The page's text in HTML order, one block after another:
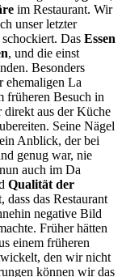
im Restaurant. Wir
unser letzter
Das Essen
, und die einst
Besonders
ehemaligen La
früheren Besuch in
direkt aus der Küche
Seine Nägel
Anblick, der bei
genug war, nie
auch im Da
Qualität der
das Restaurant
negative Bild
Früher hätten
einem früheren
den wir nicht
können wir das